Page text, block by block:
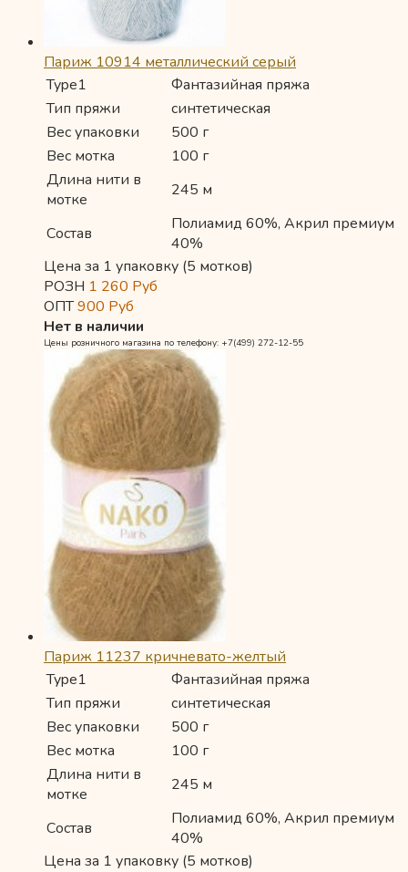
Париж 10914 металлический серый
Type1
Фантазийная пряжа
Тип пряжи
синтетическая
Вес упаковки
500 г
Вес мотка
100 г
Длина нити в
мотке
245 м
Состав
Полиамид 60%, Акрил премиум
40%
Цена за 1 упаковку (5 мотков)
РОЗН 1 260 Руб
ОПТ900 Руб
Нет в наличии
Цены розничного магазина по телефону: +7(499) 272-12-55
Париж 11237 кричневато-желтый
Type1
Фантазийная пряжа
Тип пряжи
синтетическая
Вес упаковки
500 г
Вес мотка
100 г
Длина нити в
мотке
245 м
Состав
Полиамид 60%, Акрил премиум
40%
Цена за 1 упаковку (5 мотков)